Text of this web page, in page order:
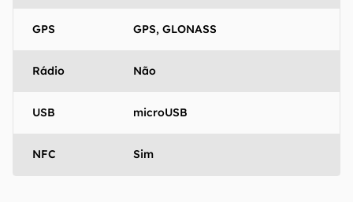
GPS GPS, GLONASS
Rádio Não
USB microUSB
NFC Sim